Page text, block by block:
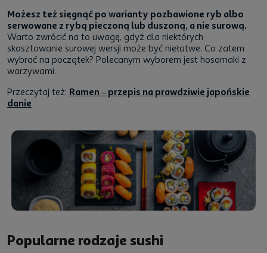
Możesz też sięgnąć po warianty pozbawione ryb albo
serwowane z rybą pieczoną lub duszoną, a nie surową.
Warto zwrócić na to uwagę, gdyż dla niektórych
skosztowanie surowej wersji może być niełatwe. Co zatem
wybrać na początek? Polecanym wyborem jest hosomaki z
warzywami.
Przeczytaj też: Ramen – przepis na prawdziwie japońskie
danie
Popularne rodzaje sushi